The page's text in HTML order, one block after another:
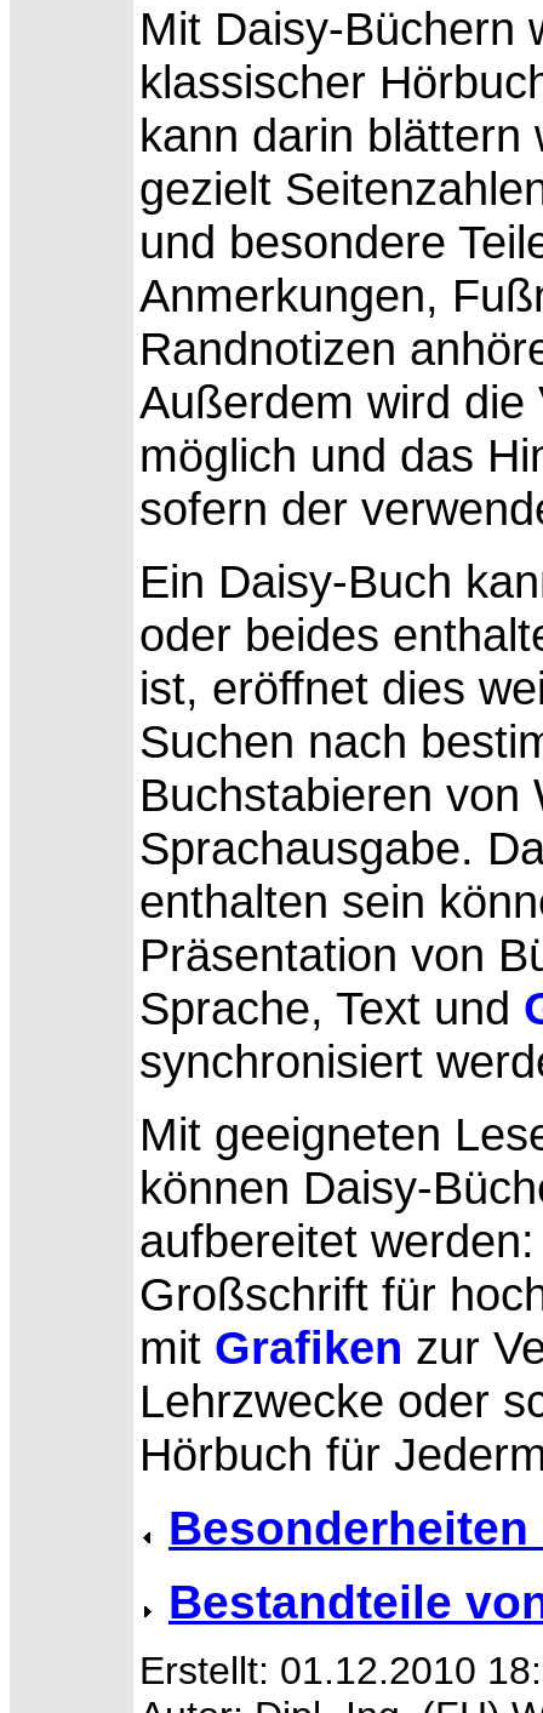
Mit Daisy-Büchern
klassischer
kann darin blättern
gezielt
und besondere
Anmerkungen,
Randnotizen
Außerdem wird die
möglich und das
sofern der
Ein Daisy-Buch
oder beides
ist, eröffnet dies
Suchen nach
Buchstabieren von
Sprachausgabe.
enthalten sein
Präsentation von
Sprache, Text und
synchronisiert
Mit geeigneten
können Daisy-
aufbereitet
Großschrift für
mit Grafiken zur
Lehrzwecke oder
Hörbuch für
Bestandteile
Erstellt: 01.12.2010